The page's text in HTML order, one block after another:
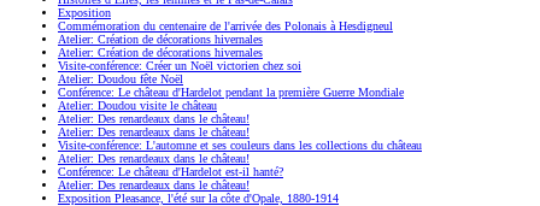
Exposition
Commémoration du centenaire de l'arrivée des Polonais à Hesdigneul
Atelier: Création de décorations hivernales
Atelier: Création de décorations hivernales
Visite-conférence: Créer un Noël victorien chez soi
Atelier: Doudou fête Noël
Conférence: Le château d'Hardelot pendant la première Guerre Mondiale
Atelier: Doudou visite le château
Atelier: Des renardeaux dans le château!
Atelier: Des renardeaux dans le château!
Visite-conférence: L'automne et ses couleurs dans les collections du château
Atelier: Des renardeaux dans le château!
Conférence: Le château d'Hardelot est-il hanté?
Atelier: Des renardeaux dans le château!
Exposition Pleasance, l'été sur la côte d'Opale, 1880-1914